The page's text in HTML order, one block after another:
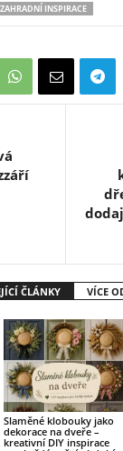
ZAHRADNÍ INSPIRACE
ČLÁNKY VÍCE
Slaměné klobouky jako
dekorace na dveře –
kreativní DIY inspirace